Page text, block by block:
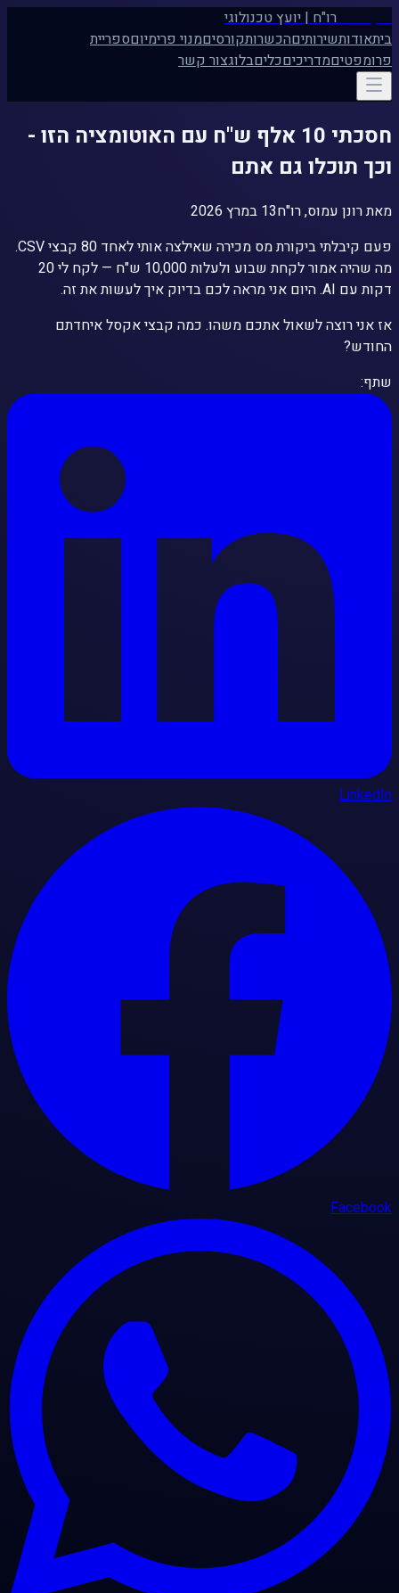
רונן עמוסרו"ח | יועץ טכנולוגי
ביתאודותשירותיםהכשרותקורסיםמנוי פרימיוםספריית
פרומפטיםמדריכיםכליםבלוגצור קשר
חסכתי 10 אלף ש"ח עם האוטומציה הזו -
וכך תוכלו גם אתם
מאתרונן עמוס, רו"ח13 במרץ 2026
פעם קיבלתי ביקורת מס מכירה שאילצה אותי לאחד 80 קבצי CSV.
מה שהיה אמור לקחת שבוע ולעלות 10,000 ש"ח — לקח לי 20
דקות עם AI. היום אני מראה לכם בדיוק איך לעשות את זה.
אז אני רוצה לשאול אתכם משהו. כמה קבצי אקסל איחדתם
החודש?
שתף:
LinkedIn
Facebook